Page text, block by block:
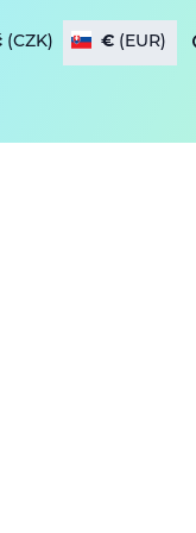
(CZK) € (EUR)